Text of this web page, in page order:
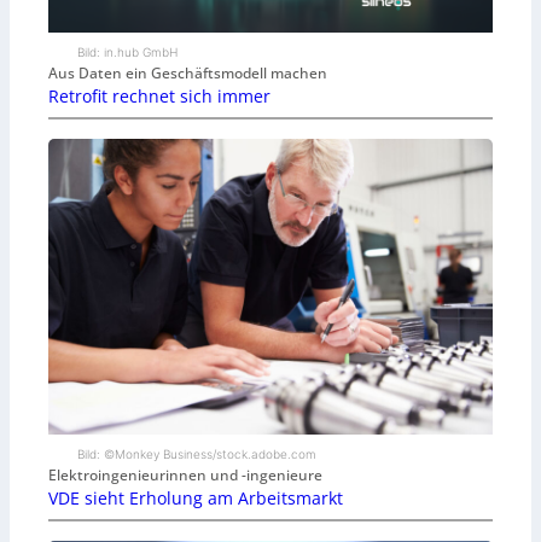
Bild: in.hub GmbH
Aus Daten ein Geschäftsmodell machen
Retrofit rechnet sich immer
Bild: ©Monkey Business/stock.adobe.com
Elektroingenieurinnen und -ingenieure
VDE sieht Erholung am Arbeitsmarkt